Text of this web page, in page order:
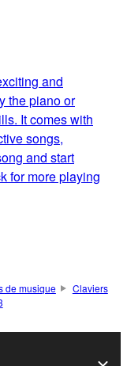
and
the piano or
It comes with
songs,
and start
for more playing
de musique
Claviers